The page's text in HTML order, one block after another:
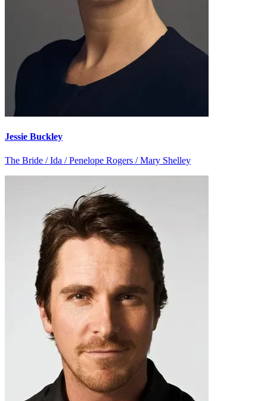
Jessie Buckley
The Bride / Ida / Penelope Rogers / Mary Shelley